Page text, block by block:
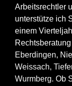
Arbeitsrechtler
unterstütze ich
einem
Eberdingen,
Weissach,
Wurmberg. Ob